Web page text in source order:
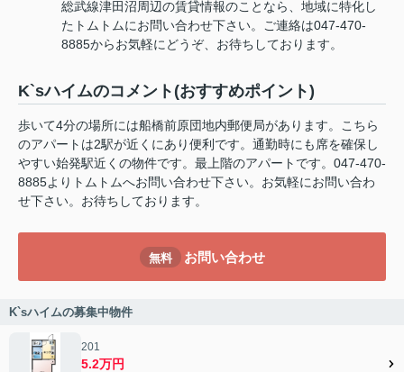
総武線津田沼周辺の賃貸情報のことなら、地域に特化し
たトムトムにお問い合わせ下さい。ご連絡は047-470-
8885からお気軽にどうぞ、お待ちしております。
K`sハイムのコメント(おすすめポイント)
歩いて4分の場所には船橋前原団地内郵便局があります。こちら
のアパートは2駅が近くにあり便利です。通勤時にも席を確保し
やすい始発駅近くの物件です。最上階のアパートです。047-470-
8885よりトムトムへお問い合わせ下さい。お気軽にお問い合わ
せ下さい。お待ちしております。
無料 お問い合わせ
K`sハイムの募集中物件
201
5.2万円